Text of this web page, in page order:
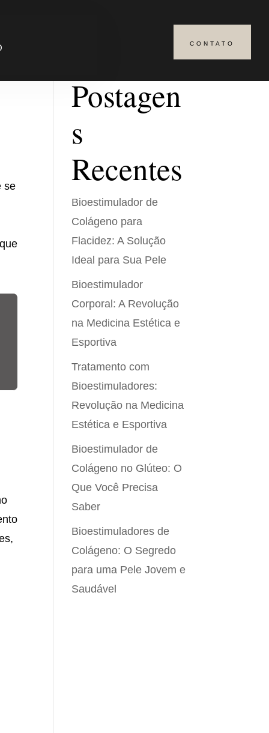
CONTATO
se
Postagen
s
Recentes
Bioestimulador de
Colágeno para
Flacidez: A Solução
Ideal para Sua Pele
Bioestimulador
Corporal: A Revolução
na Medicina Estética e
Esportiva
Tratamento com
Bioestimuladores:
Revolução na Medicina
Estética e Esportiva
Bioestimulador de
Colágeno no Glúteo: O
Que Você Precisa
Saber
Bioestimuladores de
Colágeno: O Segredo
para uma Pele Jovem e
Saudável